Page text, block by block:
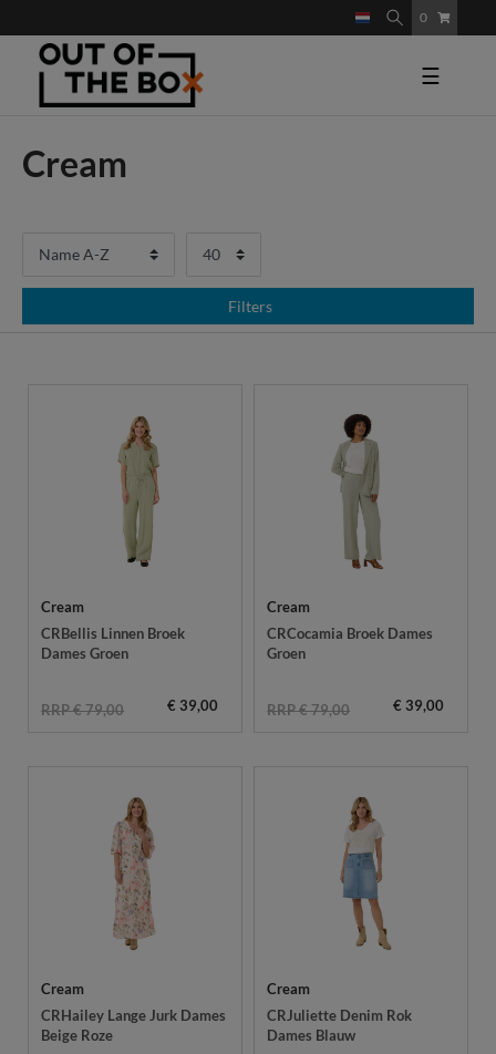
0
☰
Cream
Filters
Cream
CRBellis Linnen Broek
Dames Groen
RRP € 79,00 € 39,00
Cream
CRCocamia Broek Dames
Groen
RRP € 79,00 € 39,00
Cream
CRHailey Lange Jurk Dames
Beige Roze
Cream
CRJuliette Denim Rok
Dames Blauw